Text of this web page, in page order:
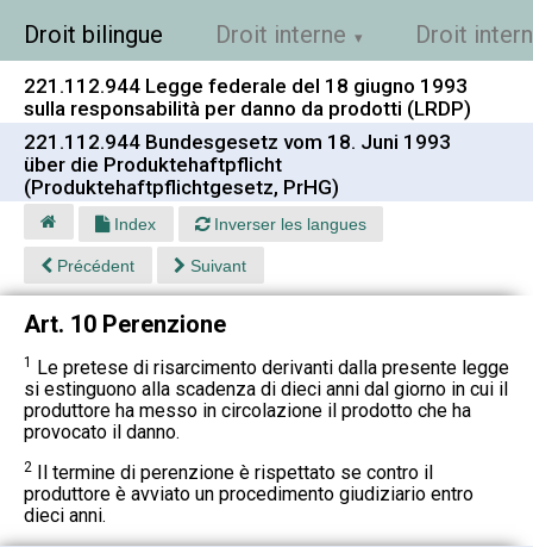
Droit bilingue Droit interne Droit
221.112.944 Legge federale del 18 giugno 1993
sulla responsabilità per danno da prodotti (LRDP)
221.112.944 Bundesgesetz vom 18. Juni 1993
über die Produktehaftpflicht
(Produktehaftpflichtgesetz, PrHG)
Index Inverser les langues
Précédent Suivant
Art. 10 Perenzione
1 Le pretese di risarcimento derivanti dalla presente legge
si estinguono alla scadenza di dieci anni dal giorno in cui il
produttore ha messo in circolazione il prodotto che ha
provocato il danno.
2 Il termine di perenzione è rispettato se contro il
produttore è avviato un procedimento giudiziario entro
dieci anni.